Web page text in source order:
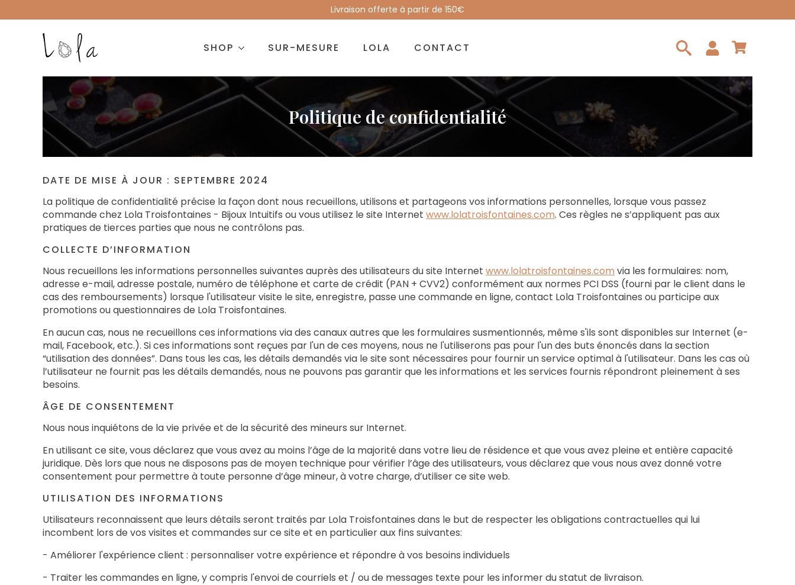
Livraison offerte à partir de 150€
SHOP SUR-MESURE LOLA
CONTACT
for:
Politique de confidentialité
DATE DE MISE À JOUR : SEPTEMBRE 2024
La politique de confidentialité précise la façon dont nous recueillons, utilisons et partageons vos informations personnelles, lorsque vous passez
commande chez Lola Troisfontaines - Bijoux Intuitifs ou vous utilisez le site Internet www.lolatroisfontaines.com. Ces règles ne s’appliquent pas aux
pratiques de tierces parties que nous ne contrôlons pas.
COLLECTE D’INFORMATION
Nous recueillons les informations personnelles suivantes auprès des utilisateurs du site Internet www.lolatroisfontaines.com via les formulaires: nom,
adresse e-mail, adresse postale, numéro de téléphone et carte de crédit (PAN + CVV2) conformément aux normes PCI DSS (fourni par le client dans le
cas des remboursements) lorsque l'utilisateur visite le site, enregistre, passe une commande en ligne, contact Lola Troisfontaines ou participe aux
promotions ou questionnaires de Lola Troisfontaines.
En aucun cas, nous ne recueillons ces informations via des canaux autres que les formulaires susmentionnés, même s'ils sont disponibles sur Internet (e-
mail, Facebook, etc.). Si ces informations sont reçues par l'un de ces moyens, nous ne l'utiliserons pas pour l'un des buts énoncés dans la section
“utilisation des données”. Dans tous les cas, les détails demandés via le site sont nécessaires pour fournir un service optimal à l'utilisateur. Dans les cas où
l’utilisateur ne fournit pas les détails demandés, nous ne pouvons pas garantir que les informations et les services fournis répondront pleinement à ses
besoins.
ÂGE DE CONSENTEMENT
Nous nous inquiétons de la vie privée et de la sécurité des mineurs sur Internet.
En utilisant ce site, vous déclarez que vous avez au moins l’âge de la majorité dans votre lieu de résidence et que vous avez pleine et entière capacité
juridique. Dès lors que nous ne disposons pas de moyen technique pour vérifier l’âge des utilisateurs, vous déclarez que vous nous avez donné votre
consentement pour permettre à toute personne d’âge mineur, à votre charge, d’utiliser ce site web.
UTILISATION DES INFORMATIONS
Utilisateurs reconnaissent que leurs détails seront traités par Lola Troisfontaines dans le but de respecter les obligations contractuelles qui lui
incombent lors de vos visites et commandes sur ce site et en particulier aux fins suivantes:
- Améliorer l'expérience client : personnaliser votre expérience et répondre à vos besoins individuels
- Traiter les commandes en ligne, y compris l'envoi de courriels et / ou de messages texte pour les informer du statut de livraison.